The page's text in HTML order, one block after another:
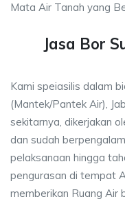
Mata Air Tanah yang
Jasa Bor
Kami speiasilis dalam
(Mantek/Pantek Air),
sekitarnya, dikerjakan
dan sudah
pelaksanaan hingga
pengurasan di tempat
memberikan Ruang Air